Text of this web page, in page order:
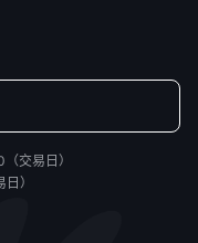
交易日）
）